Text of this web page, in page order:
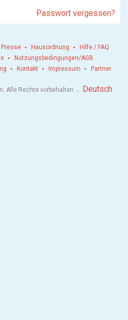
Passwort vergessen?
Presse Hausordnung
Hilfe / FAQ
Nutzungsbedingungen/AGB
Kontakt Impressum Partner
Alle Rechte vorbehalten . Deutsch